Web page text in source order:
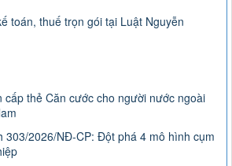
toán, thuế trọn gói tại Luật Nguyễn
cấp thẻ Căn cước cho người nước ngoài
303/2026/NĐ-CP: Đột phá 4 mô hình cụm